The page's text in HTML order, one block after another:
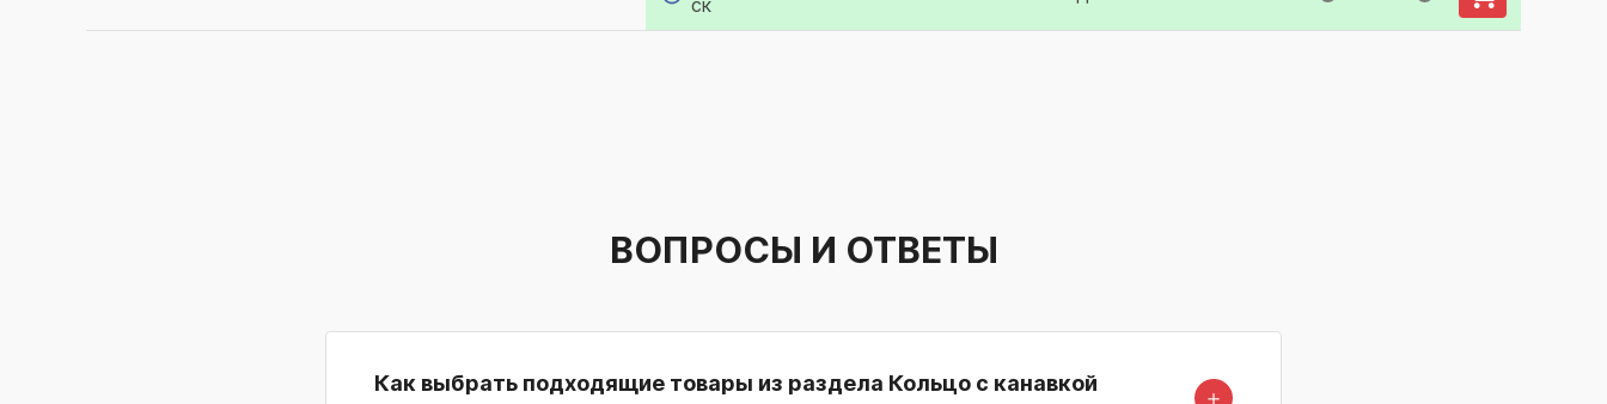
ск
ВОПРОСЫ И ОТВЕТЫ
Как выбрать подходящие товары из раздела Кольцо с канавкой
＋